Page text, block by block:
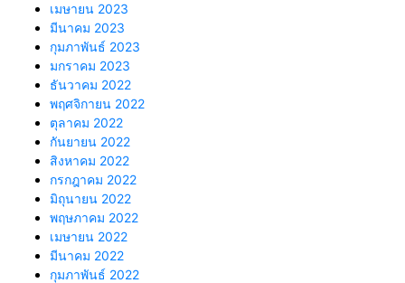
เมษายน 2023
มีนาคม 2023
กุมภาพันธ์ 2023
มกราคม 2023
ธันวาคม 2022
พฤศจิกายน 2022
ตุลาคม 2022
กันยายน 2022
สิงหาคม 2022
กรกฎาคม 2022
มิถุนายน 2022
พฤษภาคม 2022
เมษายน 2022
มีนาคม 2022
กุมภาพันธ์ 2022